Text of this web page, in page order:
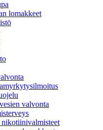
lomakkeet
valvonta